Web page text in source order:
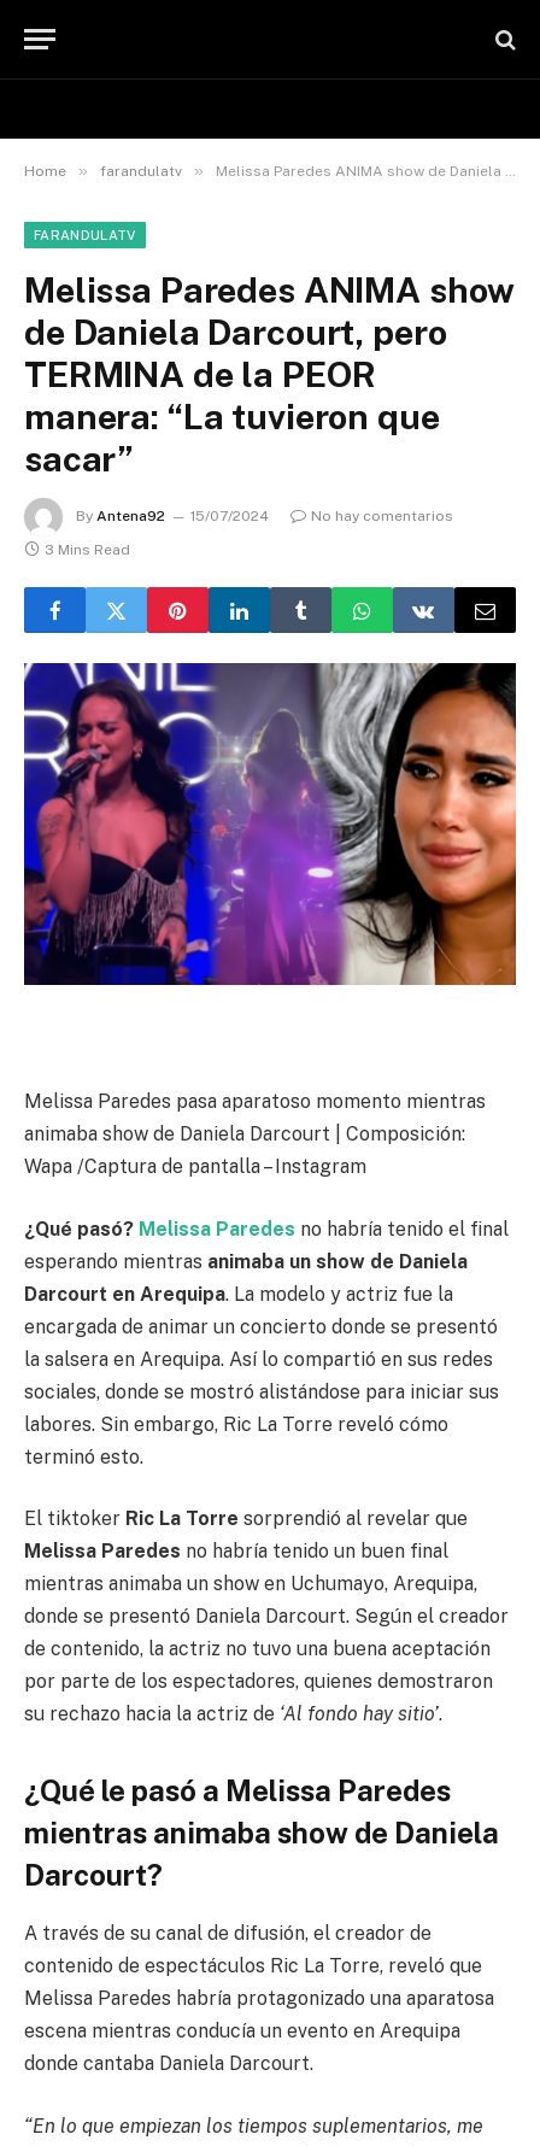
Home » farandulatv » Melissa Paredes ANIMA show de Daniela Darcourt, pero TERMINA de la PEOR manera: “La tuvieron que sacar”
FARANDULATV
Melissa Paredes ANIMA show
de Daniela Darcourt, pero
TERMINA de la PEOR
manera: “La tuvieron que
sacar”
By Antena92 15/07/2024
No hay comentarios
3 Mins Read
Melissa Paredes pasa aparatoso momento mientras
animaba show de Daniela Darcourt | Composición:
Wapa /Captura de pantalla – Instagram
¿Qué pasó? Melissa Paredes no habría tenido el final
esperando mientras animaba un show de Daniela
Darcourt en Arequipa. La modelo y actriz fue la
encargada de animar un concierto donde se presentó
la salsera en Arequipa. Así lo compartió en sus redes
sociales, donde se mostró alistándose para iniciar sus
labores. Sin embargo, Ric La Torre reveló cómo
terminó esto.
El tiktoker Ric La Torre sorprendió al revelar que
Melissa Paredes no habría tenido un buen final
mientras animaba un show en Uchumayo, Arequipa,
donde se presentó Daniela Darcourt. Según el creador
de contenido, la actriz no tuvo una buena aceptación
por parte de los espectadores, quienes demostraron
su rechazo hacia la actriz de ‘Al fondo hay sitio’.
¿Qué le pasó a Melissa Paredes
mientras animaba show de Daniela
Darcourt?
A través de su canal de difusión, el creador de
contenido de espectáculos Ric La Torre, reveló que
Melissa Paredes habría protagonizado una aparatosa
escena mientras conducía un evento en Arequipa
donde cantaba Daniela Darcourt.
“En lo que empiezan los tiempos suplementarios, me